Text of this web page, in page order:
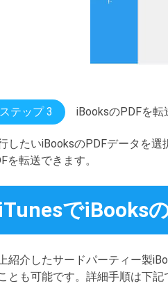
ステップ 3 iBooksのPDFを転
したいiBooksのPDFデータを
を転送できます。
でiBooks
紹介したサードパーティー製
とも可能です。詳細手順は下記